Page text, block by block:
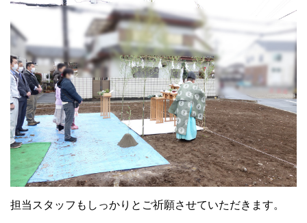
担当スタッフもしっかりとご祈願させていただきます。